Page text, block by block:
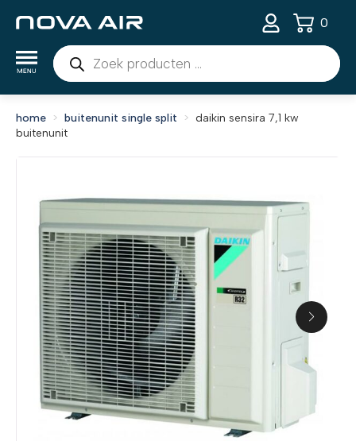
Producten
zoeken
0
home buitenunit single split
daikin sensira 7,1 kw
buitenunit